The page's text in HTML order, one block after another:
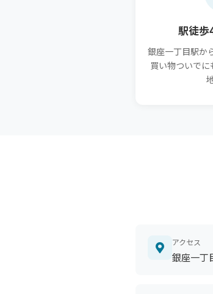
駅徒歩
銀座一丁目駅か
買い物ついで
アクセス
銀座一丁